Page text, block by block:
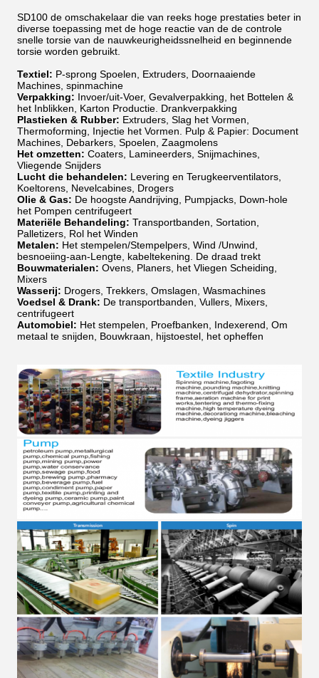
SD100 de omschakelaar die van reeks hoge prestaties beter in
diverse toepassing met de hoge reactie van de de controle
snelle torsie van de nauwkeurigheidssnelheid en beginnende
torsie worden gebruikt.
Textiel: P-sprong Spoelen, Extruders, Doornaaiende
Machines, spinmachine
Verpakking: Invoer/uit-Voer, Gevalverpakking, het Bottelen &
het Inblikken, Karton Productie. Drankverpakking
Plastieken & Rubber: Extruders, Slag het Vormen,
Thermoforming, Injectie het Vormen. Pulp & Papier: Document
Machines, Debarkers, Spoelen, Zaagmolens
Het omzetten: Coaters, Lamineerders, Snijmachines,
Vliegende Snijders
Lucht die behandelen: Levering en Terugkeerventilators,
Koeltorens, Nevelcabines, Drogers
Olie & Gas: De hoogste Aandrijving, Pumpjacks, Down-hole
het Pompen centrifugeert
Materiële Behandeling: Transportbanden, Sortation,
Palletizers, Rol het Winden
Metalen: Het stempelen/Stempelpers, Wind /Unwind,
besnoeiing-aan-Lengte, kabeltekening. De draad trekt
Bouwmaterialen: Ovens, Planers, het Vliegen Scheiding,
Mixers
Wasserij: Drogers, Trekkers, Omslagen, Wasmachines
Voedsel & Drank: De transportbanden, Vullers, Mixers,
centrifugeert
Automobiel: Het stempelen, Proefbanken, Indexerend, Om
metaal te snijden, Bouwkraan, hijstoestel, het opheffen